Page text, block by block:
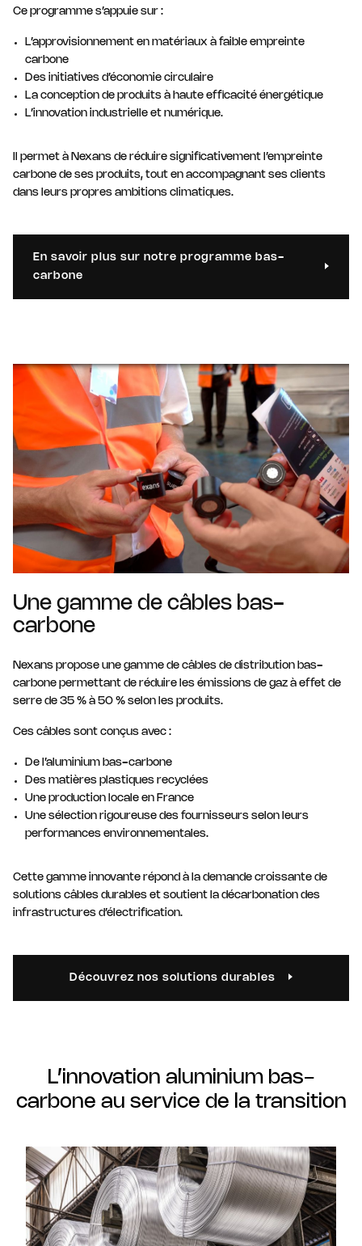
Ce programme s’appuie sur :
L’approvisionnement en matériaux à faible empreinte
carbone
Des initiatives d’économie circulaire
La conception de produits à haute efficacité énergétique
L’innovation industrielle et numérique.
Il permet à Nexans de réduire significativement l’empreinte
carbone de ses produits, tout en accompagnant ses clients
dans leurs propres ambitions climatiques.
En savoir plus sur notre programme bas-
carbone
Une gamme de câbles bas-
carbone
Nexans propose une gamme de câbles de distribution bas-
carbone permettant de réduire les émissions de gaz à effet de
serre de 35 % à 50 % selon les produits.
Ces câbles sont conçus avec :
De l’aluminium bas-carbone
Des matières plastiques recyclées
Une production locale en France
Une sélection rigoureuse des fournisseurs selon leurs
performances environnementales.
Cette gamme innovante répond à la demande croissante de
solutions câbles durables et soutient la décarbonation des
infrastructures d’électrification.
Découvrez nos solutions durables
L’innovation aluminium bas-
carbone au service de la transition